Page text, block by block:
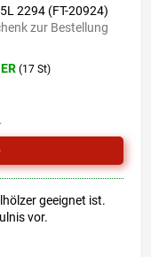
2294 (FT-20924)
zur Bestellung
(17 St)
geeignet ist.
vor.